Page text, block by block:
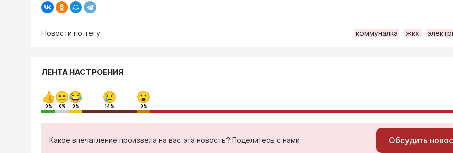
Новости по тегу коммуналка жкх
ЛЕНТА НАСТРОЕНИЯ
0% 0% 0% 14% 0%
Какое впечатление произвела на вас эта новость? Поделитесь с нами Обсудить